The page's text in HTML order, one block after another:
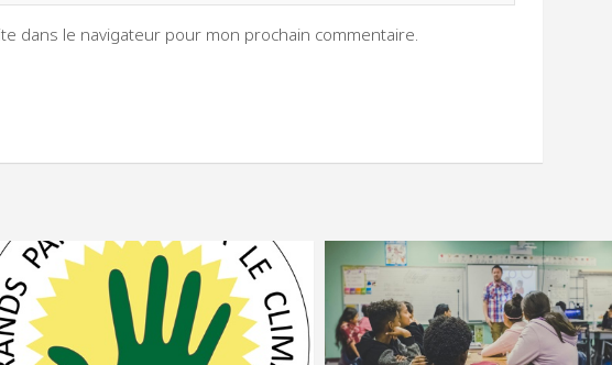
dans le navigateur pour mon prochain commentaire.